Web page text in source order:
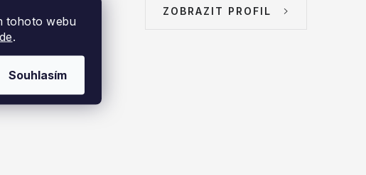
tohoto webu
.
Souhlasím
ZOBRAZIT PROFIL